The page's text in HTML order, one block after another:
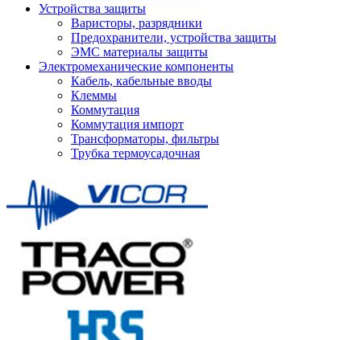
Устройства защиты
Варисторы, разрядники
Предохранители, устройства защиты
ЭМС материалы защиты
Электромеханические компоненты
Кабель, кабельные вводы
Клеммы
Коммутация
Коммутация импорт
Трансформаторы, фильтры
Трубка термоусадочная